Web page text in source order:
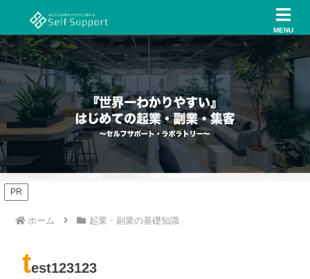
MENU
PR
ホーム 起業・副業の基礎知識
test123123